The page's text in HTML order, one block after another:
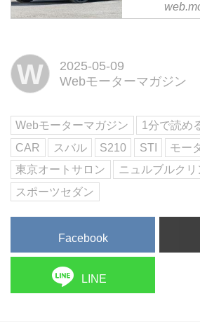
W
2025-05-09
Webモーターマガジン
Webモーターマガジン
1分で読め
CAR
スバル S210 STI
モー
東京オートサロン
ニュルブルクリ
スポーツセダン
Facebook
LINE